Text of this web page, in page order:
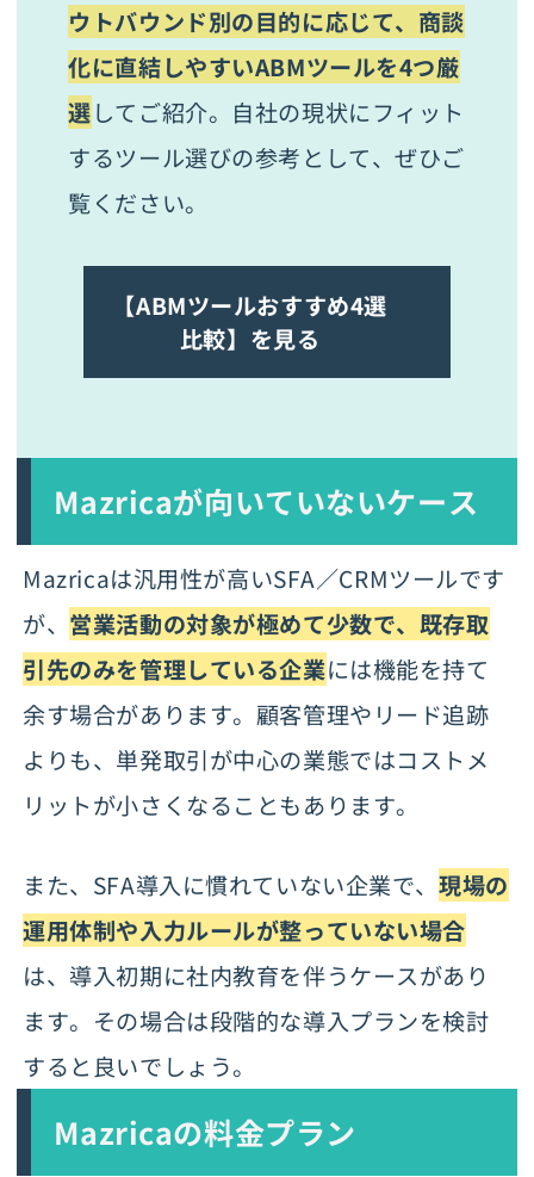
ウトバウンド別の目的に応じて、商談
化に直結しやすいABMツールを4つ厳
選してご紹介。自社の現状にフィット
するツール選びの参考として、ぜひご
覧ください。
【ABMツールおすすめ4選
比較】を見る
Mazricaが向いていないケース
Mazricaは汎用性が高いSFA／CRMツールです
が、 営業活動の対象が極めて少数で、既存取
引先のみを管理している企業には機能を持て
余す場合があります。顧客管理やリード追跡
よりも、単発取引が中心の業態ではコストメ
リットが小さくなることもあります。
また、SFA導入に慣れていない企業で、 現場の
運用体制や入力ルールが整っていない場合
は、導入初期に社内教育を伴うケースがあり
ます。その場合は段階的な導入プランを検討
すると良いでしょう。
Mazricaの料金プラン